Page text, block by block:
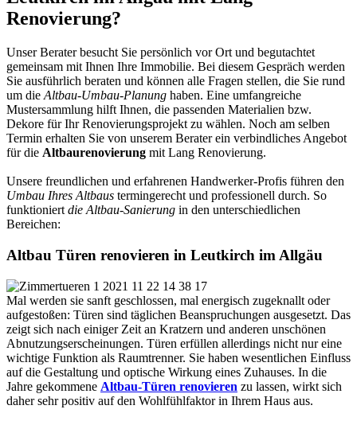
Renovierung?
Unser Berater besucht Sie persönlich vor Ort und begutachtet
gemeinsam mit Ihnen Ihre Immobilie. Bei diesem Gespräch werden
Sie ausführlich beraten und können alle Fragen stellen, die Sie rund
um die Altbau-Umbau-Planung haben. Eine umfangreiche
Mustersammlung hilft Ihnen, die passenden Materialien bzw.
Dekore für Ihr Renovierungsprojekt zu wählen. Noch am selben
Termin erhalten Sie von unserem Berater ein verbindliches Angebot
für die Altbaurenovierung mit Lang Renovierung.
Unsere freundlichen und erfahrenen Handwerker-Profis führen den
Umbau Ihres Altbaus termingerecht und professionell durch. So
funktioniert die Altbau-Sanierung in den unterschiedlichen
Bereichen:
Altbau Türen renovieren in Leutkirch im Allgäu
Mal werden sie sanft geschlossen, mal energisch zugeknallt oder
aufgestoßen: Türen sind täglichen Beanspruchungen ausgesetzt. Das
zeigt sich nach einiger Zeit an Kratzern und anderen unschönen
Abnutzungserscheinungen. Türen erfüllen allerdings nicht nur eine
wichtige Funktion als Raumtrenner. Sie haben wesentlichen Einfluss
auf die Gestaltung und optische Wirkung eines Zuhauses. In die
Jahre gekommene Altbau-Türen renovieren zu lassen, wirkt sich
daher sehr positiv auf den Wohlfühlfaktor in Ihrem Haus aus.